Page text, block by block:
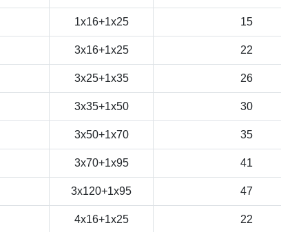
1x16+1x25 15
3x16+1x25 22
3x25+1x35 26
3x35+1x50 30
3x50+1x70 35
3x70+1x95 41
3x120+1x95 47
4x16+1x25 22